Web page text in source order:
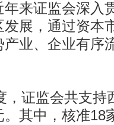
来证监会深入
展，通过资本
业、企业有序
证监会共支持
其中，核准18